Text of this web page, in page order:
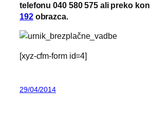
telefonu 040 580 575 ali preko
192obrazca.
[xyz-cfm-form id=4]
29/04/2014